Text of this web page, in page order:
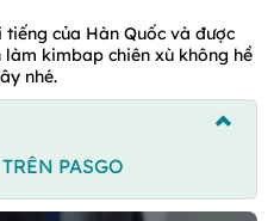
của Hàn Quốc và được
làm kimbap chiên xù không hề
nhé.
PASGO